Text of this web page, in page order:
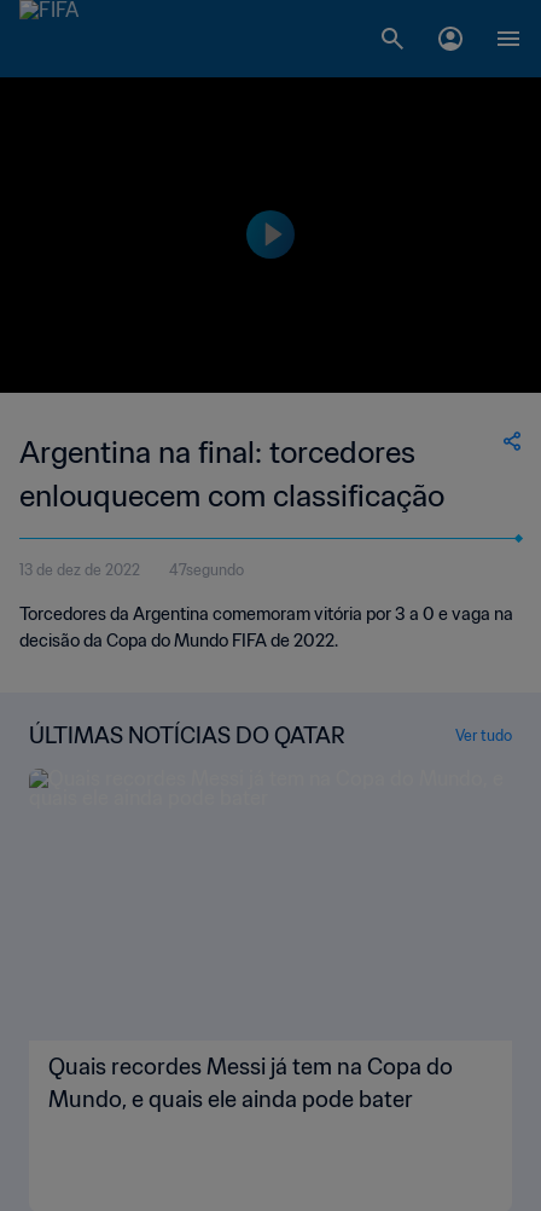
Argentina na final: torcedores
enlouquecem com classificação
13 de dez de 2022 47segundo
Torcedores da Argentina comemoram vitória por 3 a 0 e vaga na
decisão da Copa do Mundo FIFA de 2022.
ÚLTIMAS NOTÍCIAS DO QATAR Ver tudo
Quais recordes Messi já tem na Copa do
Mundo, e quais ele ainda pode bater